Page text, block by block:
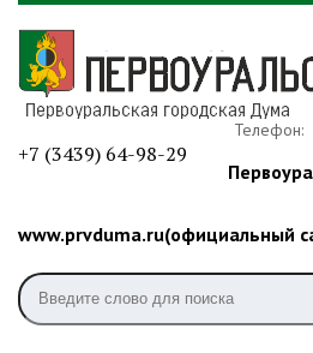
Телефон:
+7 (3439) 64-98-29
www.prvduma.ru(официальный